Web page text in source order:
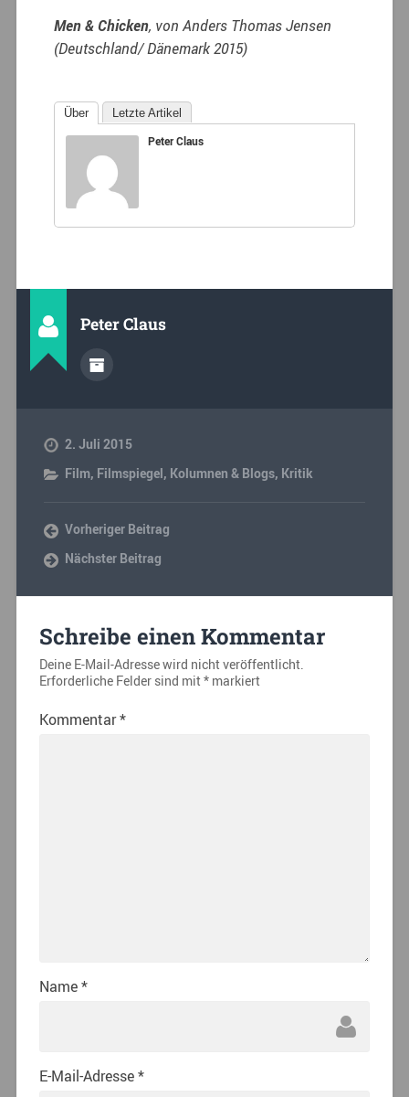
Men & Chicken, von Anders Thomas Jensen
(Deutschland/ Dänemark 2015)
Über Letzte Artikel
Peter Claus
Peter Claus
2. Juli 2015
Film, Filmspiegel, Kolumnen & Blogs, Kritik
Vorheriger Beitrag
Nächster Beitrag
Schreibe einen Kommentar
Deine E-Mail-Adresse wird nicht veröffentlicht.
Erforderliche Felder sind mit*markiert
Kommentar*
Name*
E-Mail-Adresse*